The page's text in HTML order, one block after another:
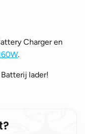
Charger en
.
lader!